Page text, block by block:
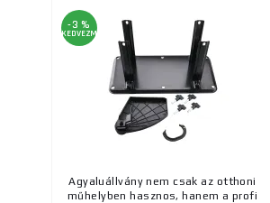
-3 %
KEDVEZMÉNY
Agyaluállvány nem csak az otthoni
műhelyben hasznos, hanem a profi